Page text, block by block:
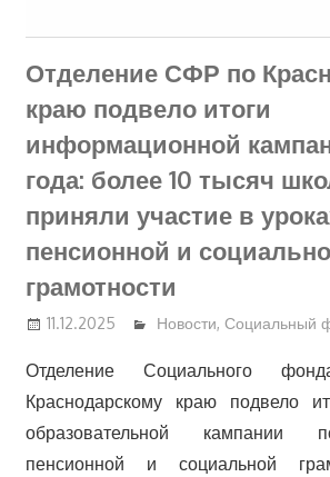
Отделение СФР по
краю подвело итоги
информационной
года: более 10 тысяч
приняли участие в
пенсионной и
грамотности
11.12.2025 Новости, Социальный
Отделение Социального
Краснодарскому краю подвело
образовательной кампании
пенсионной и социальной